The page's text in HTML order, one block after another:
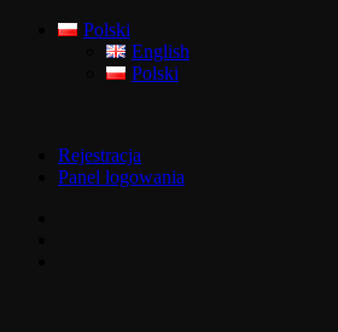
Polski
English
Polski
Rejestracja
Panel logowania